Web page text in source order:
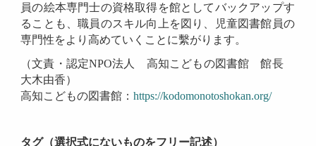
員の絵本専門士の資格取得を館としてバックアップす
ることも、職員のスキル向上を図り、児童図書館員の
専門性をより高めていくことに繫がります。
（文責・認定NPO法人 高知こどもの図書館 館長
大木由香）
高知こどもの図書館：https://kodomonotoshokan.org/
タグ（選択式にないものをフリー記述）